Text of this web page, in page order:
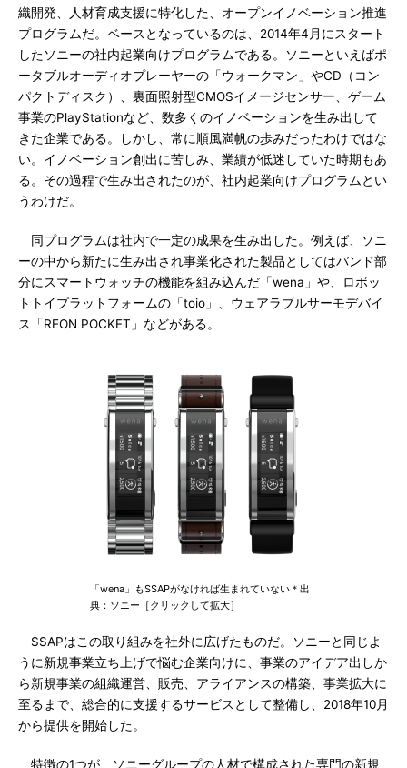
織開発、人材育成支援に特化した、オープンイノベーション推進
プログラムだ。ベースとなっているのは、2014年4月にスタート
したソニーの社内起業向けプログラムである。ソニーといえばポ
ータブルオーディオプレーヤーの「ウォークマン」やCD（コン
パクトディスク）、裏面照射型CMOSイメージセンサー、ゲーム
事業のPlayStationなど、数多くのイノベーションを生み出して
きた企業である。しかし、常に順風満帆の歩みだったわけではな
い。イノベーション創出に苦しみ、業績が低迷していた時期もあ
る。その過程で生み出されたのが、社内起業向けプログラムとい
うわけだ。
同プログラムは社内で一定の成果を生み出した。例えば、ソニ
ーの中から新たに生み出され事業化された製品としてはバンド部
分にスマートウォッチの機能を組み込んだ「wena」や、ロボッ
トトイプラットフォームの「toio」、ウェアラブルサーモデバイ
ス「REON POCKET」などがある。
「wena」もSSAPがなければ生まれていない＊出
典：ソニー［クリックして拡大］
SSAPはこの取り組みを社外に広げたものだ。ソニーと同じよ
うに新規事業立ち上げで悩む企業向けに、事業のアイデア出しか
ら新規事業の組織運営、販売、アライアンスの構築、事業拡大に
至るまで、総合的に支援するサービスとして整備し、2018年10月
から提供を開始した。
特徴の1つが、ソニーグループの人材で構成された専門の新規